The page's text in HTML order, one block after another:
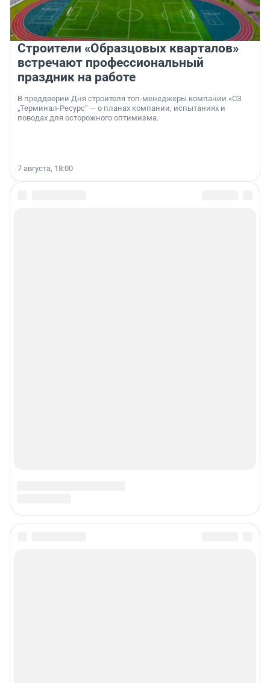
Строители «Образцовых кварталов»
встречают профессиональный
праздник на работе
В преддверии Дня строителя топ-менеджеры компании «СЗ
„Терминал-Ресурс“ — о планах компании, испытаниях и
поводах для осторожного оптимизма.
7 августа, 18:00